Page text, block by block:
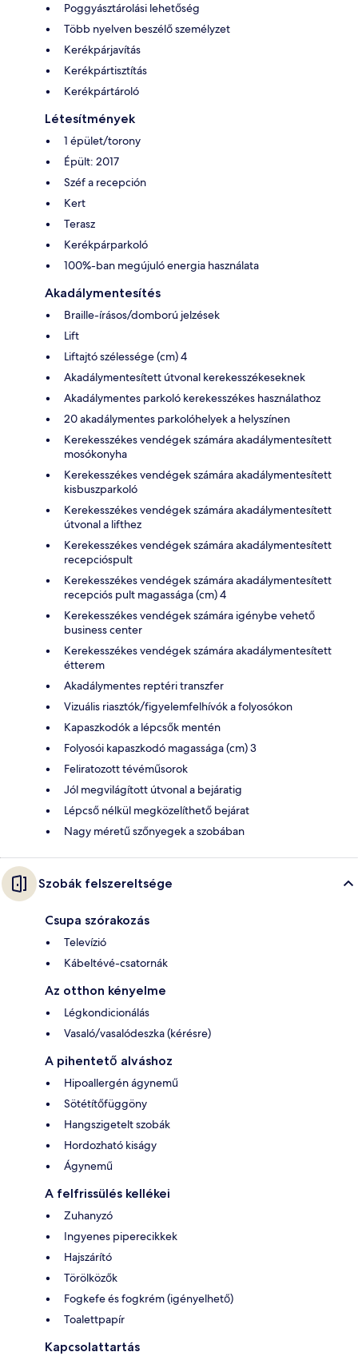
Poggyásztárolási lehetőség
Több nyelven beszélő személyzet
Kerékpárjavítás
Kerékpártisztítás
Kerékpártároló
Létesítmények
1 épület/torony
Épült: 2017
Széf a recepción
Kert
Terasz
Kerékpárparkoló
100%-ban megújuló energia használata
Akadálymentesítés
Braille-írásos/domború jelzések
Lift
Liftajtó szélessége (cm) 4
Akadálymentesített útvonal kerekesszékeseknek
Akadálymentes parkoló kerekesszékes használathoz
20 akadálymentes parkolóhelyek a helyszínen
Kerekesszékes vendégek számára akadálymentesített
mosókonyha
Kerekesszékes vendégek számára akadálymentesített
kisbuszparkoló
Kerekesszékes vendégek számára akadálymentesített
útvonal a lifthez
Kerekesszékes vendégek számára akadálymentesített
recepcióspult
Kerekesszékes vendégek számára akadálymentesített
recepciós pult magassága (cm) 4
Kerekesszékes vendégek számára igénybe vehető
business center
Kerekesszékes vendégek számára akadálymentesített
étterem
Akadálymentes reptéri transzfer
Vizuális riasztók/figyelemfelhívók a folyosókon
Kapaszkodók a lépcsők mentén
Folyosói kapaszkodó magassága (cm) 3
Feliratozott tévéműsorok
Jól megvilágított útvonal a bejáratig
Lépcső nélkül megközelíthető bejárat
Nagy méretű szőnyegek a szobában
Szobák felszereltsége
Csupa szórakozás
Televízió
Kábeltévé-csatornák
Az otthon kényelme
Légkondicionálás
Vasaló/vasalódeszka (kérésre)
A pihentető alváshoz
Hipoallergén ágynemű
Sötétítőfüggöny
Hangszigetelt szobák
Hordozható kiságy
Ágynemű
A felfrissülés kellékei
Zuhanyzó
Ingyenes piperecikkek
Hajszárító
Törölközők
Fogkefe és fogkrém (igényelhető)
Toalettpapír
Kapcsolattartás